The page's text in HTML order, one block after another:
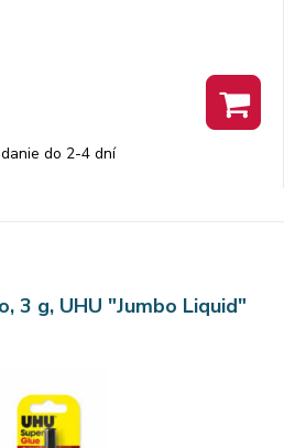
do 2-4 dní
3 g, UHU "Jumbo Liquid"